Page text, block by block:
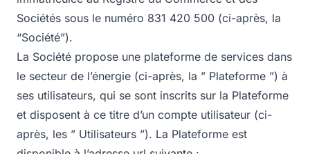
Sociétés sous le numéro 831 420 500 (ci-après, la
“Société”).
La Société propose une plateforme de services dans
le secteur de l’énergie (ci-après, la ” Plateforme ”) à
ses utilisateurs, qui se sont inscrits sur la Plateforme
et disposent à ce titre d’un compte utilisateur (ci-
après, les ” Utilisateurs ”). La Plateforme est